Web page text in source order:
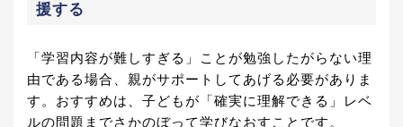
援する
「学習内容が難しすぎる」ことが勉強したがらない理
由である場合、親がサポートしてあげる必要がありま
す。おすすめは、子どもが「確実に理解できる」レベ
ルの問題までさかのぼって学びなおすことです。